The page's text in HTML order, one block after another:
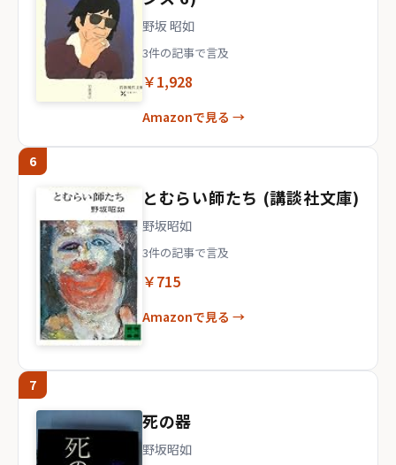
野坂 昭如
3件の記事で言及
￥1,928
Amazonで見る →
6
とむらい師たち (講談社文庫)
野坂昭如
3件の記事で言及
￥715
Amazonで見る →
7
死の器
野坂昭如